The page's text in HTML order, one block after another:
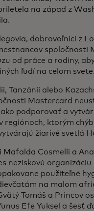
na západ z
dobrovoľníci z
spoločnosti
od práce a rodiny,
ľudí na celom svete.
Tanzánii alebo
Mastercard
ako podporovať a
regiónoch, ktorým
žiarivé svetlá
Mafalda Cosmelli a
neziskovú organizáciu
použiteľné
na malom
Tomáš a Princov
Efe Yuksel a šesť